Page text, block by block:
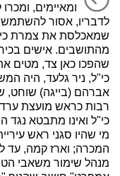
ומאיימים,
לדבריו, אסור
שמאכלסת את צמרת
מהתושבים. אישים
שהפכו כאן צד, מטים את
כי"ל, ניר גלעד, היה
אברהם (בייגה) שוחט,
רבות כראש מועצת ערד
כי"ל ואינו מתבטא נגד
מי שהיו סגני ראש
המכרה; וארז קמה, עד
מנהל שימור משאבי